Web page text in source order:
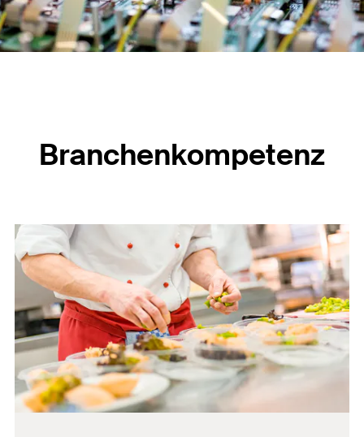
Branchenkompetenz